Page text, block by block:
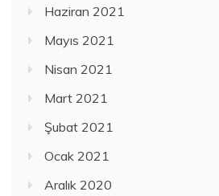
Haziran 2021
Mayıs 2021
Nisan 2021
Mart 2021
Şubat 2021
Ocak 2021
Aralık 2020